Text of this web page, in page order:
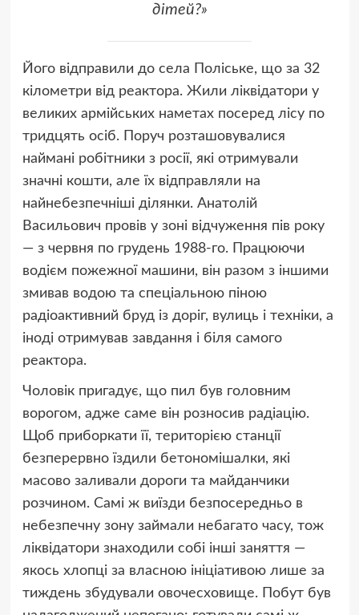
дітей?»
Його відправили до села Поліське, що за 32
кілометри від реактора. Жили ліквідатори у
великих армійських наметах посеред лісу по
тридцять осіб. Поруч розташовувалися
наймані робітники з росії, які отримували
значні кошти, але їх відправляли на
найнебезпечніші ділянки. Анатолій
Васильович провів у зоні відчуження пів року
— з червня по грудень 1988-го. Працюючи
водієм пожежної машини, він разом з іншими
змивав водою та спеціальною піною
радіоактивний бруд із доріг, вулиць і техніки, а
іноді отримував завдання і біля самого
реактора.
Чоловік пригадує, що пил був головним
ворогом, адже саме він розносив радіацію.
Щоб приборкати її, територією станції
безперервно їздили бетономішалки, які
масово заливали дороги та майданчики
розчином. Самі ж виїзди безпосередньо в
небезпечну зону займали небагато часу, тож
ліквідатори знаходили собі інші заняття —
якось хлопці за власною ініціативою лише за
тиждень збудували овочесховище. Побут був